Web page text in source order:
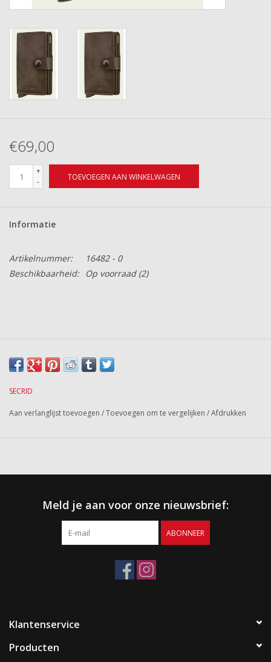
€69,00
+
-
TOEVOEGEN AAN WINKELWAGEN
Informatie
Artikelnummer:
16482 - 0
Beschikbaarheid:
Op voorraad(2)
SECRID
Aan verlanglijst toevoegen /Toevoegen om te vergelijken /Afdrukken
Meld je aan voor onze nieuwsbrief:
ABONNEER
Klantenservice
Producten